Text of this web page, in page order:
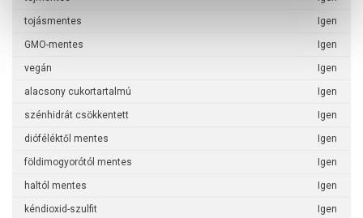
tojásmentes Igen
GMO-mentes Igen
vegán Igen
alacsony cukortartalmú Igen
szénhidrát csökkentett Igen
dióféléktől mentes Igen
földimogyorótól mentes Igen
haltól mentes Igen
kéndioxid-szulfit Igen